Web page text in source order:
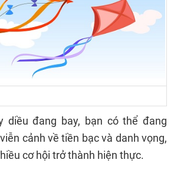
diều đang bay, bạn có thể đang
cảnh về tiền bạc và danh vọng,
cơ hội trở thành hiện thực.